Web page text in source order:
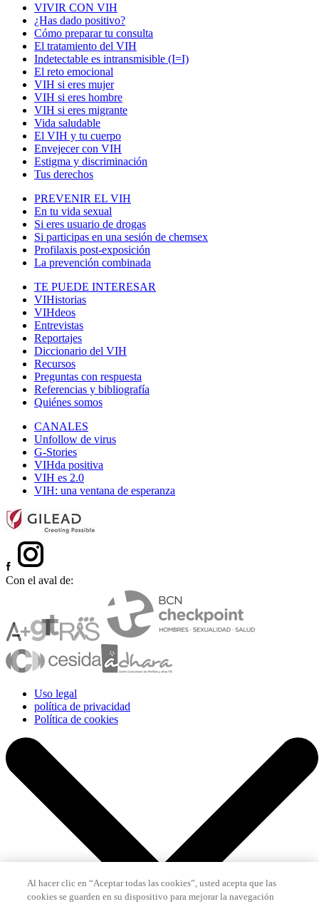
VIVIR CON VIH
¿Has dado positivo?
Cómo preparar tu consulta
El tratamiento del VIH
Indetectable es intransmisible (I=I)
El reto emocional
VIH si eres mujer
VIH si eres hombre
VIH si eres migrante
Vida saludable
El VIH y tu cuerpo
Envejecer con VIH
Estigma y discriminación
Tus derechos
PREVENIR EL VIH
En tu vida sexual
Si eres usuario de drogas
Si participas en una sesión de chemsex
Profilaxis post-exposición
La prevención combinada
TE PUEDE INTERESAR
VIHistorias
VIHdeos
Entrevistas
Reportajes
Diccionario del VIH
Recursos
Preguntas con respuesta
Referencias y bibliografía
Quiénes somos
CANALES
Unfollow de virus
G-Stories
VIHda positiva
VIH es 2.0
VIH: una ventana de esperanza
Con el aval de:
Uso legal
política de privacidad
Política de cookies
Al hacer clic en “Aceptar todas las cookies”, usted acepta que las
cookies se guarden en su dispositivo para mejorar la navegación